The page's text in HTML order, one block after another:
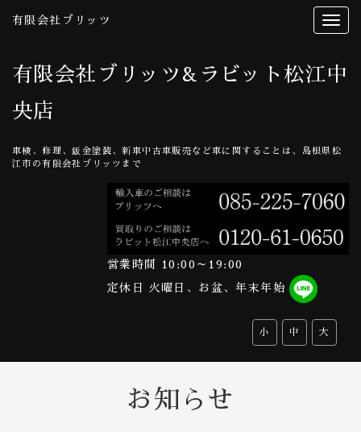
有限会社ブリッツ
有限会社ブリッツ&ラビット松江中
央店
車検、修理、鈑金塗装、新車中古車販売など車に関することは、島根県松
江市の有限会社ブリッツまで
営業時間 10:00～19:00
定休日 火曜日、お盆、年末年始
小 中 大
お知らせ